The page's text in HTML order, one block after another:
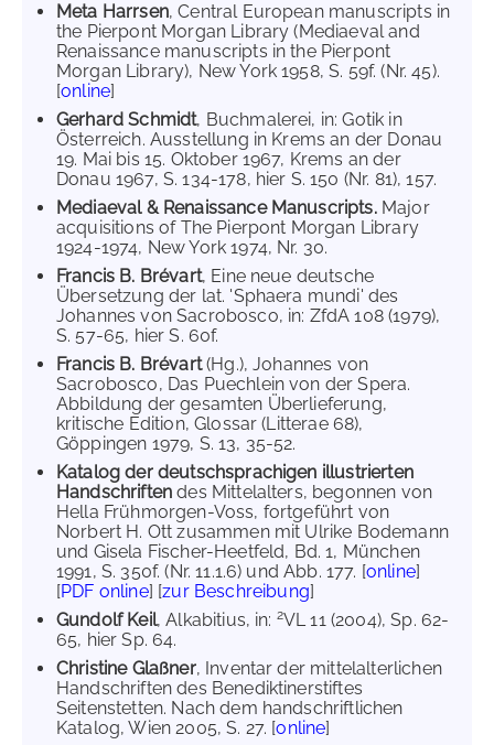
Meta Harrsen, Central European manuscripts in
the Pierpont Morgan Library (Mediaeval and
Renaissance manuscripts in the Pierpont
Morgan Library), New York 1958, S. 59f. (Nr. 45).
[online]
Gerhard Schmidt, Buchmalerei, in: Gotik in
Österreich. Ausstellung in Krems an der Donau
19. Mai bis 15. Oktober 1967, Krems an der
Donau 1967, S. 134-178, hier S. 150 (Nr. 81), 157.
Mediaeval & Renaissance Manuscripts.Major
acquisitions of The Pierpont Morgan Library
1924-1974, New York 1974, Nr. 30.
Francis B. Brévart, Eine neue deutsche
Übersetzung der lat. 'Sphaera mundi' des
Johannes von Sacrobosco, in: ZfdA 108 (1979),
S. 57-65, hier S. 60f.
Francis B. Brévart(Hg.), Johannes von
Sacrobosco, Das Puechlein von der Spera.
Abbildung der gesamten Überlieferung,
kritische Edition, Glossar (Litterae 68),
Göppingen 1979, S. 13, 35-52.
Katalog der deutschsprachigen illustrierten
Handschriften des Mittelalters, begonnen von
Hella Frühmorgen-Voss, fortgeführt von
Norbert H. Ott zusammen mit Ulrike Bodemann
und Gisela Fischer-Heetfeld, Bd. 1, München
1991, S. 350f. (Nr. 11.1.6) und Abb. 177. [online]
[PDF online] [zur Beschreibung]
Gundolf Keil, Alkabitius, in: 2VL 11 (2004), Sp. 62-
65, hier Sp. 64.
Christine Glaßner, Inventar der mittelalterlichen
Handschriften des Benediktinerstiftes
Seitenstetten. Nach dem handschriftlichen
Katalog, Wien 2005, S. 27. [online]